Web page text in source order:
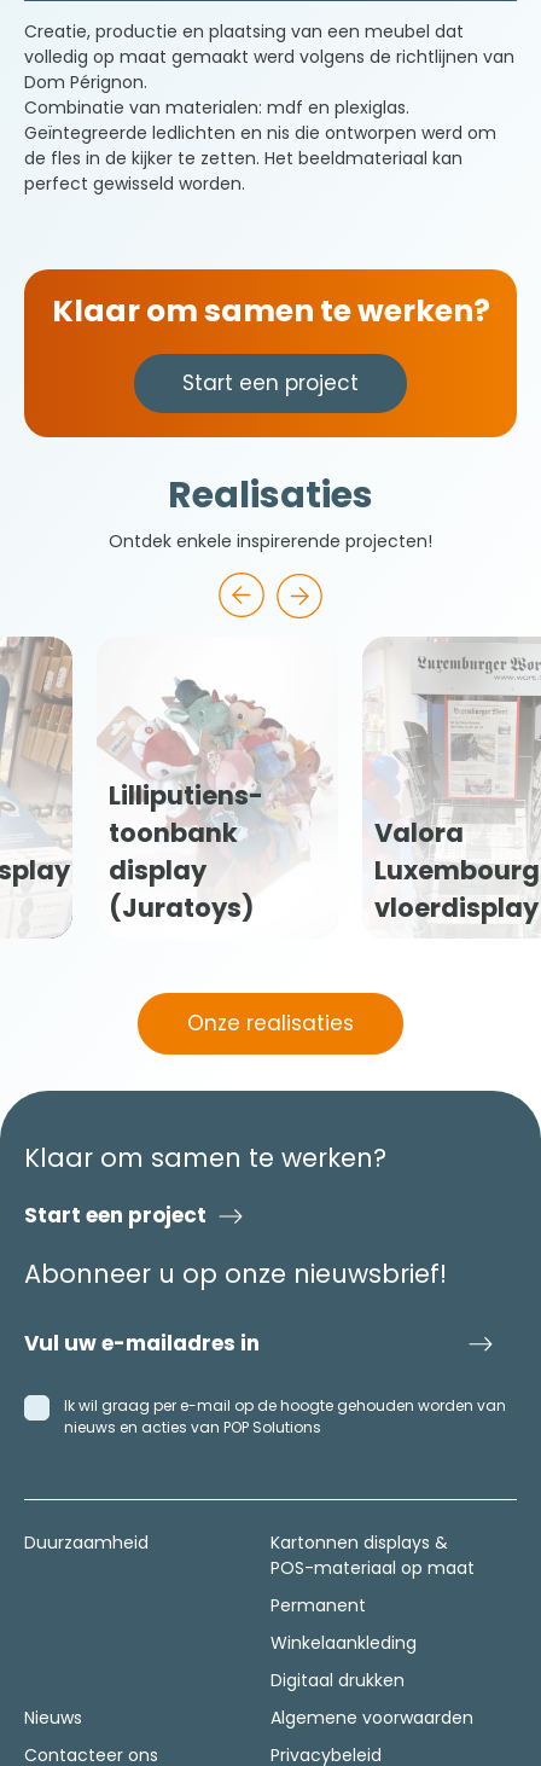
Creatie, productie en plaatsing van een meubel dat
volledig op maat gemaakt werd volgens de richtlijnen van
Dom Pérignon.
Combinatie van materialen: mdf en plexiglas.
Geïntegreerde ledlichten en nis die ontworpen werd om
de fles in de kijker te zetten. Het beeldmateriaal kan
perfect gewisseld worden.
Klaar om samen te werken?
Start een project
Realisaties
Ontdek enkele inspirerende projecten!
Valora
Luxembourg-
vloerdisplay
Chandon
Garden Spritz
vloerdisplay
(Moët
Hennessy)
Onze realisaties
Klaar om samen te werken?
Start een project
Abonneer u op onze nieuwsbrief!
Ik wil graag per e-mail op de hoogte gehouden worden van
nieuws en acties van POP Solutions
Duurzaamheid
Kartonnen displays &
POS-materiaal op maat
Permanent
Winkelaankleding
Digitaal drukken
Nieuws
Contacteer ons
Algemene voorwaarden
Privacybeleid